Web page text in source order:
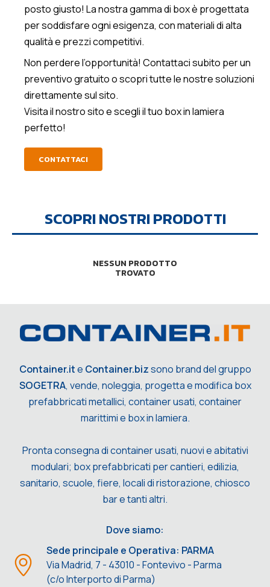
posto giusto! La nostra gamma di box è progettata
per soddisfare ogni esigenza, con materiali di alta
qualità e prezzi competitivi.
Non perdere l’opportunità! Contattaci subito per un
preventivo gratuito o scopri tutte le nostre soluzioni
direttamente sul sito.
Visita il nostro sito e scegli il tuo box in lamiera
perfetto!
CONTATTACI
SCOPRI NOSTRI PRODOTTI
NESSUN PRODOTTO
TROVATO
Container.ite Container.bizsono brand del gruppo
SOGETRA, vende, noleggia, progetta e modifica box
prefabbricati metallici, container usati, container
marittimi e box in lamiera.
Pronta consegna di container usati, nuovi e abitativi
modulari; box prefabbricati per cantieri, edilizia,
sanitario, scuole, fiere, locali di ristorazione, chiosco
bar e tanti altri.
Dove siamo:
Sede principale e Operativa: PARMA
Via Madrid, 7 - 43010 - Fontevivo - Parma
(c/o Interporto di Parma)